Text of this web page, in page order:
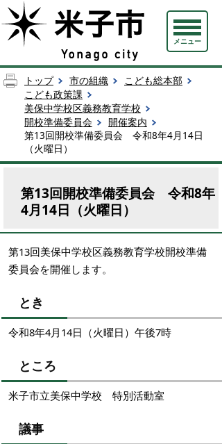
メニュー
トップ 市の組織
こども総本部
こども政策課
美保中学校区義務教育学校
開校準備委員会
開催案内
第13回開校準備委員会 令和8年4月14日
（火曜日）
第13回開校準備委員会 令和8年
4月14日（火曜日）
第13回美保中学校区義務教育学校開校準備
委員会を開催します。
とき
令和8年4月14日（火曜日）午後7時
ところ
米子市立美保中学校 特別活動室
議事